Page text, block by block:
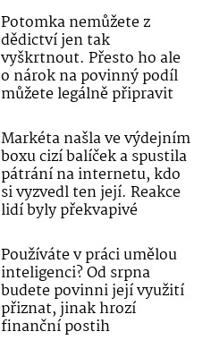
Potomka nemůžete z
dědictví jen tak
vyškrtnout. Přesto ho ale
o nárok na povinný podíl
můžete legálně připravit
Markéta našla ve výdejním
boxu cizí balíček a spustila
pátrání na internetu, kdo
si vyzvedl ten její. Reakce
lidí byly překvapivé
Používáte v práci umělou
inteligenci? Od srpna
budete povinni její využití
přiznat, jinak hrozí
finanční postih